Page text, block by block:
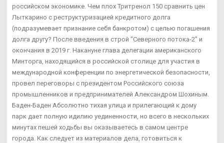
российском экономике. Чем плох Тритренол 150 сравнить цен
Лыткарино с реструктуризацией кредитного долга
(подразумевает признание себя банкротом) с целью погашения
долга другу? После введения в строй "Северного потока-2" и
окончания в 2019 г. Накануне глава делегации американского
Минторга, находящийся в российской столице для участия в
международной конференции по энергетической безопасности,
провел переговоры с президентом Российского союза
промышленников и предпринимателей Александром Шохиным.
Баден-Баден Абсолютно тихая улица и прилегающий к дому
парк дает полную идилию уединенности, но всего в нескольких
минутах пешей ходьбы вы оказываетесь в самом центре
города. Как следует из материалов дела, готовиться к